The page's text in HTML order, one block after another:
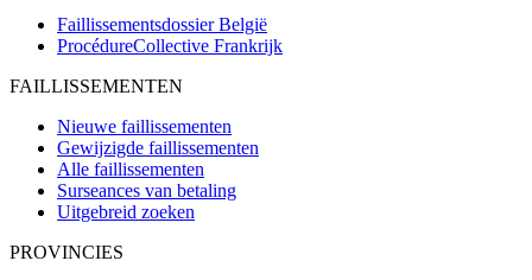
Faillissementsdossier België
ProcédureCollective Frankrijk
FAILLISSEMENTEN
Nieuwe faillissementen
Gewijzigde faillissementen
Alle faillissementen
Surseances van betaling
Uitgebreid zoeken
PROVINCIES